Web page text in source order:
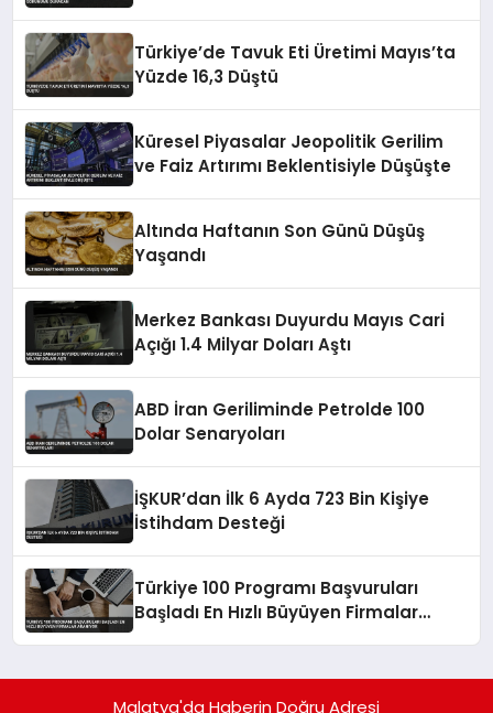
Türkiye’de Tavuk Eti Üretimi Mayıs’ta
Yüzde 16,3 Düştü
Küresel Piyasalar Jeopolitik Gerilim
ve Faiz Artırımı Beklentisiyle Düşüşte
Altında Haftanın Son Günü Düşüş
Yaşandı
Merkez Bankası Duyurdu Mayıs Cari
Açığı 1.4 Milyar Doları Aştı
ABD İran Geriliminde Petrolde 100
Dolar Senaryoları
İŞKUR’dan İlk 6 Ayda 723 Bin Kişiye
İstihdam Desteği
Türkiye 100 Programı Başvuruları
Başladı En Hızlı Büyüyen Firmalar
Malatya'da Haberin Doğru Adresi